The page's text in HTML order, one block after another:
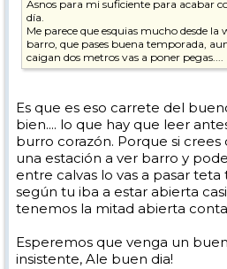
Asnos para mi suficiente para acabar
día.
Me parece que esquias mucho desde la
barro, que pases buena temporada,
caigan dos metros vas a poner pegas....
Es que es eso carrete del
bien.... lo que hay que leer
burro corazón. Porque si crees
una estación a ver barro y
entre calvas lo vas a pasar
según tu iba a estar abierta
tenemos la mitad abierta
Esperemos que venga un
insistente, Ale buen dia!